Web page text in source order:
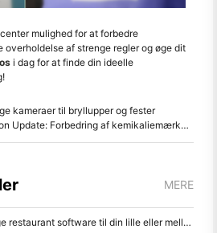
mulighed for at forbedre
overholdelse af strenge regler og øge dit
i dag for at finde din ideelle
kameraer til bryllupper og fester
Forbedring af kemikaliemærkesikkerhed og læsbarhed
MERE
Sådan vælger du den rigtige restaurant software til din lille eller mellemstore restaurant